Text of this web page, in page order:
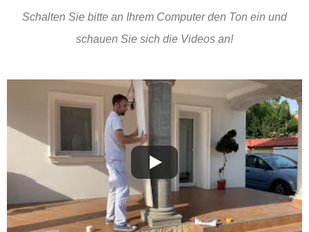
Schalten Sie bitte an Ihrem Computer den Ton ein und
schauen Sie sich die Videos an!